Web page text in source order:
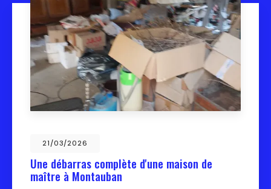
21/03/2026
Une débarras complète d'une maison de
maître à Montauban